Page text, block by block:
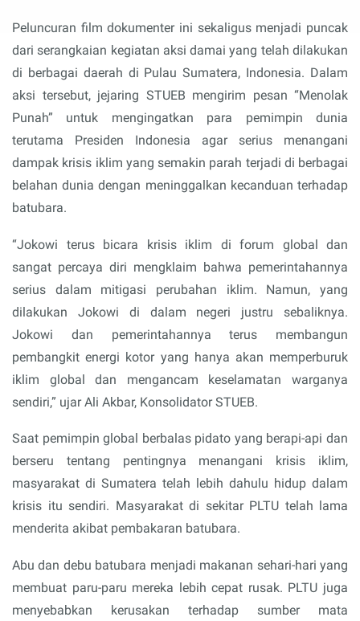
Peluncuran film dokumenter ini sekaligus menjadi puncak
dari serangkaian kegiatan aksi damai yang telah dilakukan
di berbagai daerah di Pulau Sumatera, Indonesia. Dalam
aksi tersebut, jejaring STUEB mengirim pesan “Menolak
Punah” untuk mengingatkan para pemimpin dunia
terutama Presiden Indonesia agar serius menangani
dampak krisis iklim yang semakin parah terjadi di berbagai
belahan dunia dengan meninggalkan kecanduan terhadap
batubara.
“Jokowi terus bicara krisis iklim di forum global dan
sangat percaya diri mengklaim bahwa pemerintahannya
serius dalam mitigasi perubahan iklim. Namun, yang
dilakukan Jokowi di dalam negeri justru sebaliknya.
Jokowi dan pemerintahannya terus membangun
pembangkit energi kotor yang hanya akan memperburuk
iklim global dan mengancam keselamatan warganya
sendiri,” ujar Ali Akbar, Konsolidator STUEB.
Saat pemimpin global berbalas pidato yang berapi-api dan
berseru tentang pentingnya menangani krisis iklim,
masyarakat di Sumatera telah lebih dahulu hidup dalam
krisis itu sendiri. Masyarakat di sekitar PLTU telah lama
menderita akibat pembakaran batubara.
Abu dan debu batubara menjadi makanan sehari-hari yang
membuat paru-paru mereka lebih cepat rusak. PLTU juga
menyebabkan kerusakan terhadap sumber mata